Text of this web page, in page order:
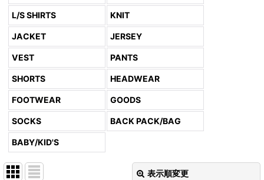
L/S SHIRTS KNIT
JACKET JERSEY
VEST PANTS
SHORTS HEADWEAR
FOOTWEAR GOODS
SOCKS BACK PACK/BAG
BABY/KID'S
表示順変更